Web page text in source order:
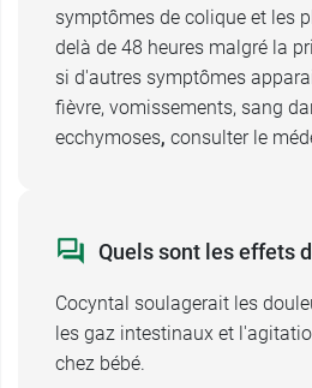
symptômes de colique et les
delà de 48 heures malgré la
si d'autres symptômes
fièvre, vomissements, sang
ecchymoses, consulter le
Quels sont les effets
Cocyntal soulagerait les
les gaz intestinaux et
chez bébé.